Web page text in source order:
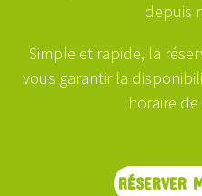
depuis
Simple et rapide, la
vous garantir la
horaire
RÉSERVER